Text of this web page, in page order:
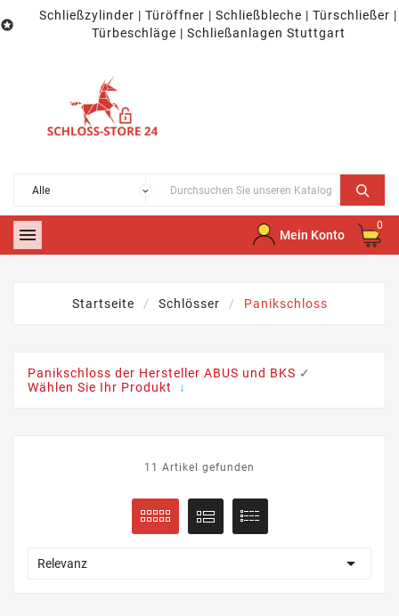

Schließzylinder | Türöffner | Schließbleche | Türschließer |
Türbeschläge | Schließanlagen Stuttgart
 Mein Konto
0
Startseite Schlösser Panikschloss
Panikschloss der Hersteller ABUS und BKS ✓
Wählen Sie Ihr Produkt
↓
11 Artikel gefunden
Relevanz 